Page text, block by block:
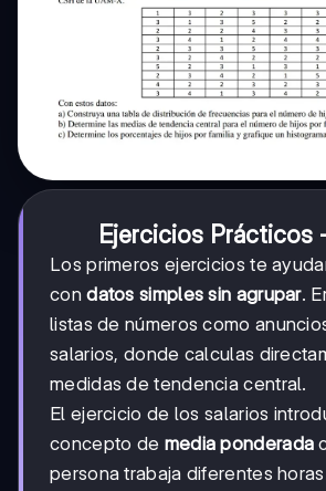
Ejercicios Prácticos
Los primeros ejercicios te
condatos simples sin agrupar.
listas de números como
salarios, donde calculas
medidas de tendencia central.
El ejercicio de los salarios
concepto de media ponderada
persona trabaja diferentes